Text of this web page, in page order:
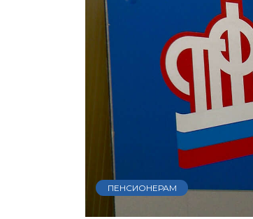
ПЕНСИОНЕРАМ